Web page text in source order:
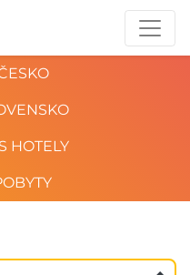
HOTELY